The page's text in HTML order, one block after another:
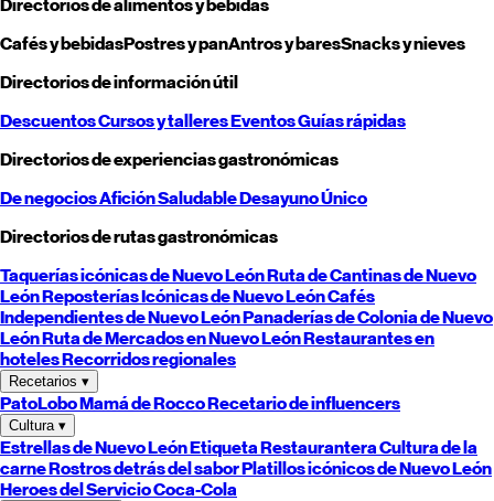
Directorios de alimentos y bebidas
Cafés y bebidasPostres y panAntros y baresSnacks y nieves
Directorios de información útil
DescuentosCursos y talleresEventosGuías rápidas
Directorios de experiencias gastronómicas
De negociosAficiónSaludableDesayunoÚnico
Directorios de rutas gastronómicas
Taquerías icónicas deNuevo LeónRuta de Cantinas deNuevo
LeónReposterías Icónicas deNuevo LeónCafés
Independientes deNuevo LeónPanaderías de Colonia deNuevo
LeónRuta de Mercados enNuevo LeónRestaurantes en
hotelesRecorridos regionales
Recetarios ▾
PatoLoboMamá de RoccoRecetario de influencers
Cultura ▾
Estrellas deNuevo LeónEtiqueta RestauranteraCultura de la
carneRostros detrás del saborPlatillos icónicos deNuevo León
Heroes del Servicio Coca-Cola